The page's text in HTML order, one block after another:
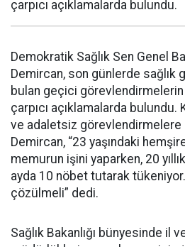
çarpıcı açıklamalarda bulundu.
Demokratik Sağlık Sen Genel
Demircan, son günlerde sağlık
bulan geçici
çarpıcı açıklamalarda
ve adaletsiz görevlendirmelere
Demircan, “23 yaşındaki
memurun işini yaparken, 20
ayda 10 nöbet tutarak
çözülmeli” dedi.
Sağlık Bakanlığı bünyesinde il